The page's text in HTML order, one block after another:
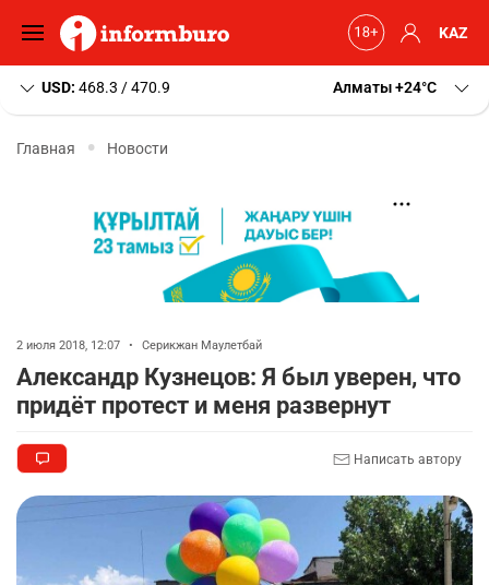
KAZ
USD: 468.3 / 470.9 Алматы+24 C
Главная Новости
2 июля 2018, 12:07 • Серикжан Маулетбай
Александр Кузнецов: Я был уверен, что
придёт протест и меня развернут
Написать автору